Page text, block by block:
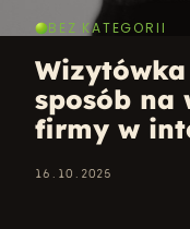
BEZ KATEGORII
sposób na
firmy w
16.10.2025